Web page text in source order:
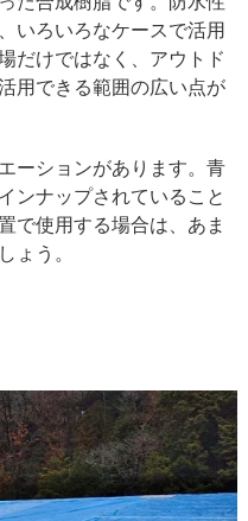
いろいろなケースで活用
だけではなく、アウトド
用できる範囲の広い点が
ーションがあります。青
ンナップされていること
で使用する場合は、あま
ょう。